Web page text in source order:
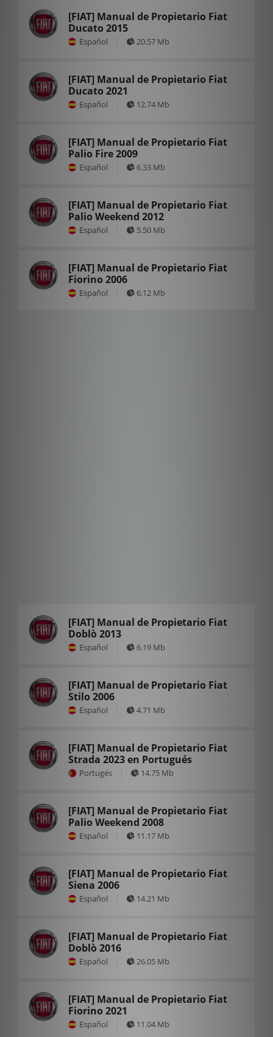
[FIAT] Manual de Propietario Fiat
Ducato 2015
Español 20.57 Mb
[FIAT] Manual de Propietario Fiat
Ducato 2021
Español 12.74 Mb
[FIAT] Manual de Propietario Fiat
Palio Fire 2009
Español 6.33 Mb
[FIAT] Manual de Propietario Fiat
Palio Weekend 2012
Español 5.50 Mb
[FIAT] Manual de Propietario Fiat
Fiorino 2006
Español 6.12 Mb
[FIAT] Manual de Propietario Fiat
Doblò 2013
Español 6.19 Mb
[FIAT] Manual de Propietario Fiat
Stilo 2006
Español 4.71 Mb
[FIAT] Manual de Propietario Fiat
Strada 2023 en Portugués
Portugés 14.75 Mb
[FIAT] Manual de Propietario Fiat
Palio Weekend 2008
Español 11.17 Mb
[FIAT] Manual de Propietario Fiat
Siena 2006
Español 14.21 Mb
[FIAT] Manual de Propietario Fiat
Doblò 2016
Español 26.05 Mb
[FIAT] Manual de Propietario Fiat
Fiorino 2021
Español 11.04 Mb